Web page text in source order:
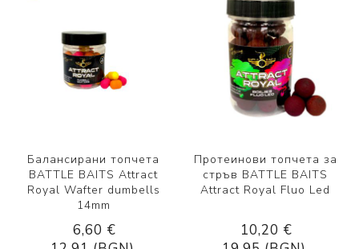
Балансирани топчета
BATTLE BAITS Attract
Royal Wafter dumbells
14mm
6,60 €
Протеинови топчета за
стръв BATTLE BAITS
Attract Royal Fluo Led
10,20 €